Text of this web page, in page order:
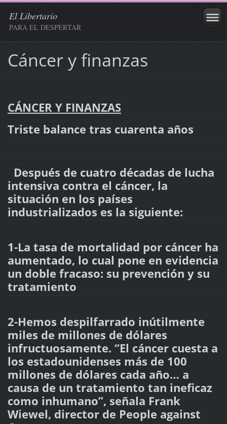
El Libertario
PARA EL DESPERTAR
Cáncer y finanzas
CÁNCER Y FINANZAS
Triste balance tras cuarenta años
Después de cuatro décadas de lucha
intensiva contra el cáncer, la
situación en los países
industrializados es la siguiente:
1-La tasa de mortalidad por cáncer ha
aumentado, lo cual pone en evidencia
un doble fracaso: su prevención y su
tratamiento
2-Hemos despilfarrado inútilmente
miles de millones de dólares
infructuosamente. “El cáncer cuesta a
los estadounidenses más de 100
millones de dólares cada año… a
causa de un tratamiento tan ineficaz
como inhumano”, señala Frank
Wiewel, director de People against